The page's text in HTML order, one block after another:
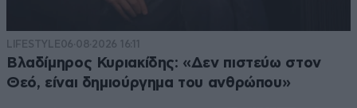
LIFESTYLE06·08·2026 16:11
Βλαδίμηρος Κυριακίδης: «Δεν πιστεύω στον
Θεό, είναι δημιούργημα του ανθρώπου»